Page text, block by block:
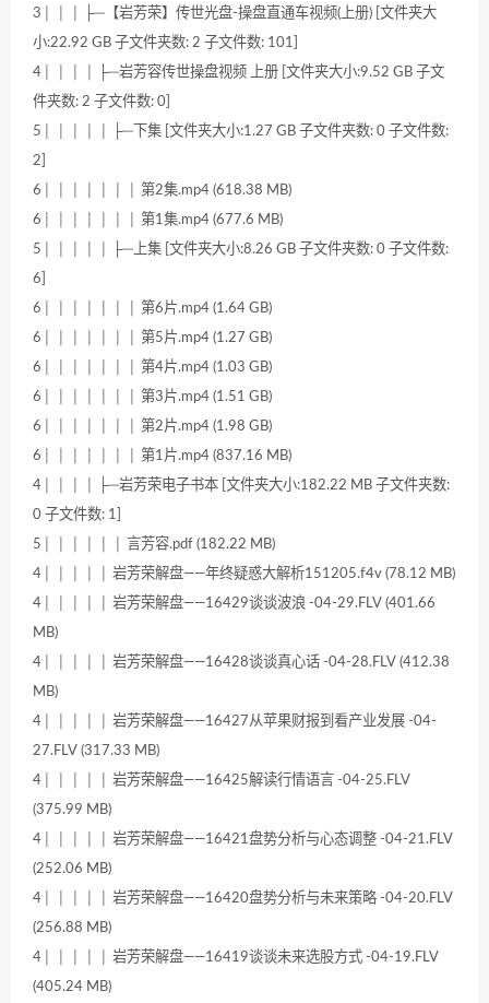
3│ │ │ ├─【岩芳荣】传世光盘-操盘直通车视频(上册) [文件夹大
小:22.92 GB 子文件夹数: 2 子文件数: 101]
4│ │ │ │ ├─岩芳容传世操盘视频 上册 [文件夹大小:9.52 GB 子文
件夹数: 2 子文件数: 0]
5│ │ │ │ │ ├─下集 [文件夹大小:1.27 GB 子文件夹数: 0 子文件数:
2]
6│ │ │ │ │ │ │ 第2集.mp4 (618.38 MB)
6│ │ │ │ │ │ │ 第1集.mp4 (677.6 MB)
5│ │ │ │ │ ├─上集 [文件夹大小:8.26 GB 子文件夹数: 0 子文件数:
6]
6│ │ │ │ │ │ │ 第6片.mp4 (1.64 GB)
6│ │ │ │ │ │ │ 第5片.mp4 (1.27 GB)
6│ │ │ │ │ │ │ 第4片.mp4 (1.03 GB)
6│ │ │ │ │ │ │ 第3片.mp4 (1.51 GB)
6│ │ │ │ │ │ │ 第2片.mp4 (1.98 GB)
6│ │ │ │ │ │ │ 第1片.mp4 (837.16 MB)
4│ │ │ │ ├─岩芳荣电子书本 [文件夹大小:182.22 MB 子文件夹数:
0 子文件数: 1]
5│ │ │ │ │ │ 言芳容.pdf (182.22 MB)
4│ │ │ │ │ 岩芳荣解盘——年终疑惑大解析151205.f4v (78.12 MB)
4│ │ │ │ │ 岩芳荣解盘——16429谈谈波浪 -04-29.FLV (401.66
MB)
4│ │ │ │ │ 岩芳荣解盘——16428谈谈真心话 -04-28.FLV (412.38
MB)
4│ │ │ │ │ 岩芳荣解盘——16427从苹果财报到看产业发展 -04-
27.FLV (317.33 MB)
4│ │ │ │ │ 岩芳荣解盘——16425解读行情语言 -04-25.FLV
(375.99 MB)
4│ │ │ │ │ 岩芳荣解盘——16421盘势分析与心态调整 -04-21.FLV
(252.06 MB)
4│ │ │ │ │ 岩芳荣解盘——16420盘势分析与未来策略 -04-20.FLV
(256.88 MB)
4│ │ │ │ │ 岩芳荣解盘——16419谈谈未来选股方式 -04-19.FLV
(405.24 MB)